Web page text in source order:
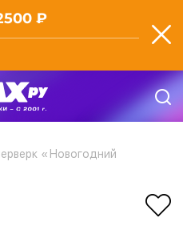
₽
«Новогодний